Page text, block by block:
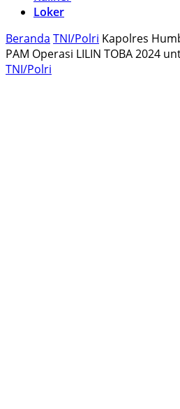
Loker
Beranda TNI/Polri Kapolres
PAM Operasi LILIN TOBA 2024
TNI/Polri